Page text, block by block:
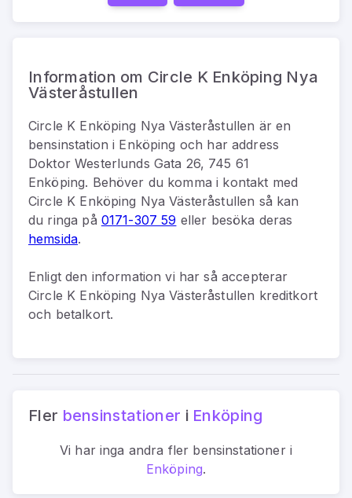
Information om Circle K Enköping Nya
Västeråstullen
Circle K Enköping Nya Västeråstullen ären
bensinstation i Enköping och har address
Doktor Westerlunds Gata 26, 745 61
Enköping. Behöver du komma i kontakt med
Circle K Enköping Nya Västeråstullen så kan
du ringa på 0171-307 59 eller besöka deras
hemsida.
Enligt den information vi har så accepterar
Circle K Enköping Nya Västeråstullen kreditkort
och betalkort.
Fler bensinstationer i Enköping
Vi har inga andra fler bensinstationeri
Enköping.